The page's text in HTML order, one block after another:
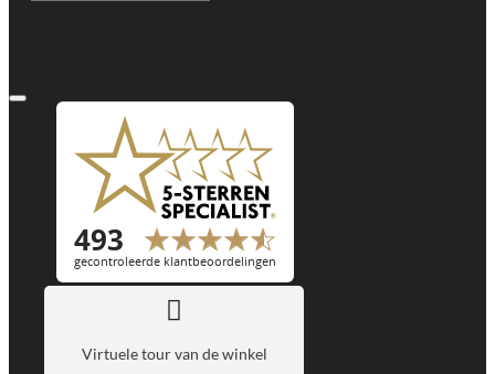
Virtuele tour van de winkel